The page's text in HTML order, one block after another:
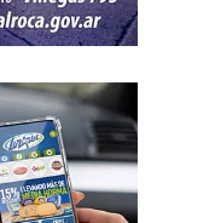
a varios empleos
y subrayó
una crisis sobre los
y
me ha iniciado